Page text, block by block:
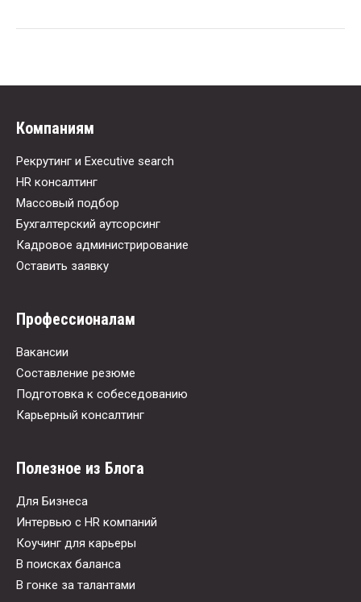
Компаниям
Рекрутинг и Executive search
HR консалтинг
Массовый подбор
Бухгалтерский аутсорсинг
Кадровое администрирование
Оставить заявку
Профессионалам
Вакансии
Составление резюме
Подготовка к собеседованию
Карьерный консалтинг
Полезное из Блога
Для Бизнеса
Интервью с HR компаний
Коучинг для карьеры
В поисках баланса
В гонке за талантами